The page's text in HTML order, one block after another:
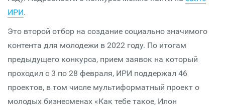
ИРИ.
Это второй отбор на создание социально значимого
контента для молодежи в 2022 году. По итогам
предыдущего конкурса, прием заявок на который
проходил с 3 по 28 февраля, ИРИ поддержал 46
проектов, в том числе мультиформатный проект о
молодых бизнесменах «Как тебе такое, Илон